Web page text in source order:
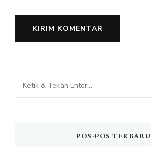
Mencari
Sesuatu?
POS-POS TERBARU